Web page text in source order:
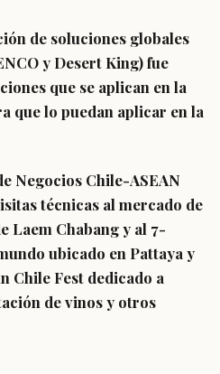
de soluciones globales
y Desert King) fue
que se aplican en la
que lo puedan aplicar en la
Negocios Chile-ASEAN
técnicas al mercado de
Laem Chabang y al 7-
ubicado en Pattaya y
Chile Fest dedicado a
de vinos y otros